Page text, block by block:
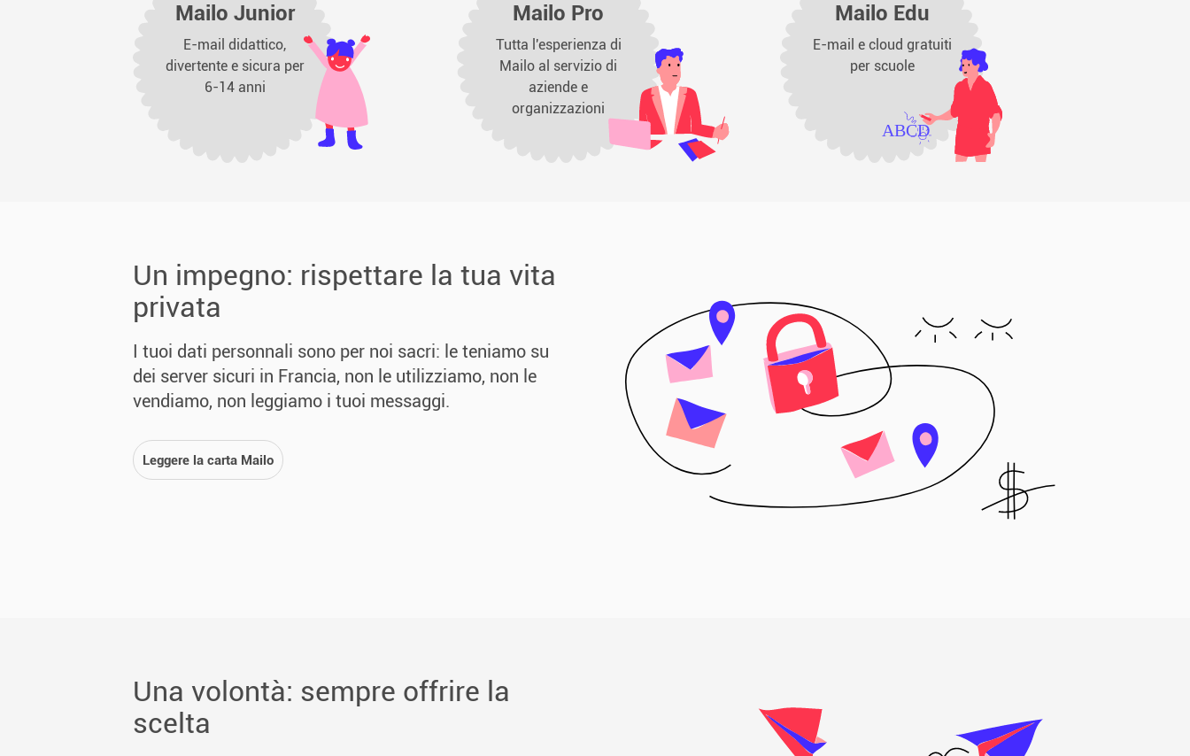
Mailo Junior
E-mail didattico,
divertente e sicura per
6-14 anni
Mailo Pro
Tutta l'esperienza di
Mailo al servizio di
aziende e
organizzazioni
Mailo Edu
E-mail e cloud gratuiti
per scuole
Un impegno: rispettare la tua vita
privata
I tuoi dati personnali sono per noi sacri: le teniamo su
dei server sicuri in Francia, non le utilizziamo, non le
vendiamo, non leggiamo i tuoi messaggi.
Leggere la carta Mailo
Una volontà: sempre offrire la
scelta